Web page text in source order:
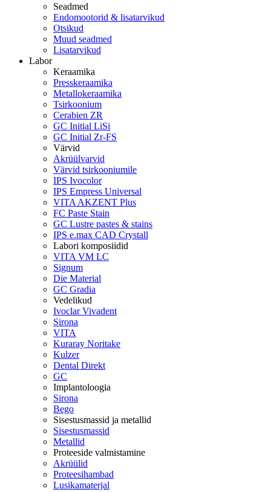
Seadmed
Endomootorid & lisatarvikud
Otsikud
Muud seadmed
Lisatarvikud
Labor
Keraamika
Presskeraamika
Metallokeraamika
Tsirkoonium
Cerabien ZR
GC Initial LiSi
GC Initial Zr-FS
Värvid
Akrüülvarvid
Värvid tsirkooniumile
IPS Ivocolor
IPS Empress Universal
VITA AKZENT Plus
FC Paste Stain
GC Lustre pastes & stains
IPS e.max CAD Crystall
Labori komposiidid
VITA VM LC
Signum
Die Material
GC Gradia
Vedelikud
Ivoclar Vivadent
Sirona
VITA
Kuraray Noritake
Kulzer
Dental Direkt
GC
Implantoloogia
Sirona
Bego
Sisestusmassid ja metallid
Sisestusmassid
Metallid
Proteeside valmistamine
Akrüülid
Proteesihambad
Lusikamaterjal